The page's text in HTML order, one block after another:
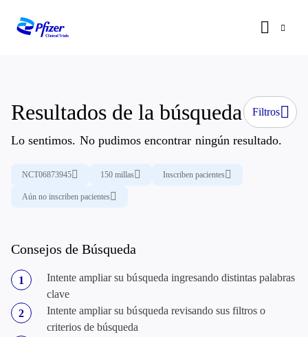
Resultados de la búsqueda Filtros
Lo sentimos. No pudimos encontrar ningún resultado.
NCT06873945 150 millas Inscriben pacientes
Aún no inscriben pacientes
Consejos de Búsqueda
Intente ampliar su búsqueda ingresando distintas palabras
clave
Intente ampliar su búsqueda revisando sus filtros o
criterios de búsqueda